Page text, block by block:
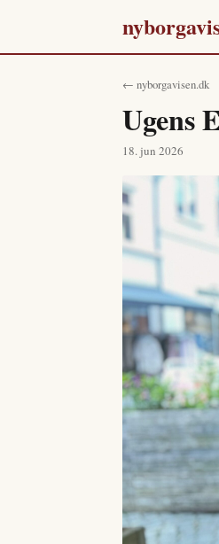
← nyborgavisen.dk
Ugens
18. jun 2026